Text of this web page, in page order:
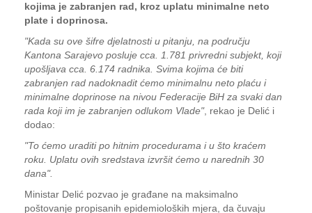
kojima je zabranjen rad, kroz uplatu minimalne neto
plate i doprinosa.
"Kada su ove šifre djelatnosti u pitanju, na području
Kantona Sarajevo posluje cca. 1.781 privredni subjekt, koji
upošljava cca. 6.174 radnika. Svima kojima će biti
zabranjen rad nadoknadit ćemo minimalnu neto plaću i
minimalne doprinose na nivou Federacije BiH za svaki dan
rada koji im je zabranjen odlukom Vlade", rekao je Delić i
dodao:
"To ćemo uraditi po hitnim procedurama i u što kraćem
roku. Uplatu ovih sredstava izvršit ćemo u narednih 30
dana".
Ministar Delić pozvao je građane na maksimalno
poštovanje propisanih epidemioloških mjera, da čuvaju